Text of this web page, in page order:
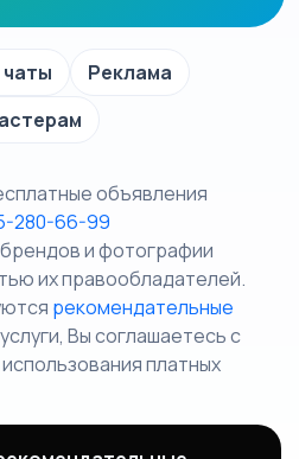
Реклама
объявления
280-66-99
и фотографии
их правообладателей.
рекомендательные
Вы соглашаетесь c
использования платных
Правила сервиса